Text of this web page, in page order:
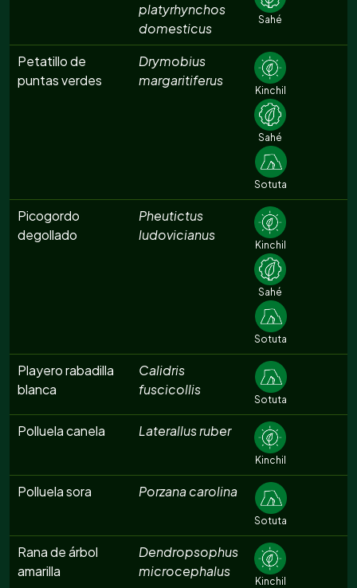
platyrhynchos
domesticus
Sahé
Petatillo de
puntas verdes
Drymobius
margaritiferus
Kinchil
Sahé
Sotuta
Picogordo
degollado
Pheutictus
ludovicianus
Kinchil
Sahé
Sotuta
Playero rabadilla
blanca
Calidris
fuscicollis
Sotuta
Polluela canela Laterallus ruber
Kinchil
Polluela sora Porzana carolina
Sotuta
Rana de árbol
amarilla
Dendropsophus
microcephalus
Kinchil